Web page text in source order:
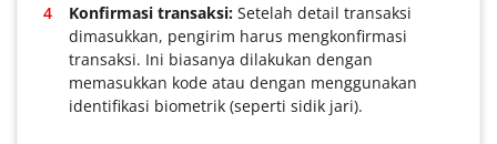
Konfirmasi transaksi: Setelah detail transaksi
dimasukkan, pengirim harus mengkonfirmasi
transaksi. Ini biasanya dilakukan dengan
memasukkan kode atau dengan menggunakan
identifikasi biometrik (seperti sidik jari).